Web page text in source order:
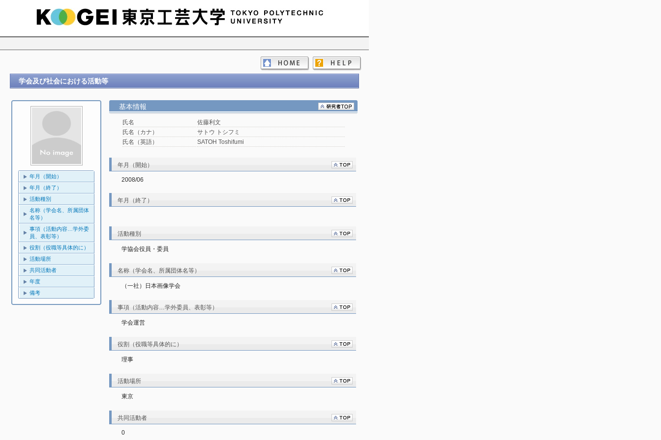
学会及び社会における活動等
年月（開始）
年月（終了）
活動種別
名称（学会名、所属団体
名等）
事項（活動内容…学外委
員、表彰等）
役割（役職等具体的に）
活動場所
共同活動者
年度
備考
基本情報
氏名
佐藤利文
氏名（カナ）
サトウ トシフミ
氏名（英語）
SATOH Toshifumi
年月（開始）
2008/06
年月（終了）
活動種別
学協会役員・委員
名称（学会名、所属団体名等）
（一社）日本画像学会
事項（活動内容…学外委員、表彰等）
学会運営
役割（役職等具体的に）
理事
活動場所
東京
共同活動者
0